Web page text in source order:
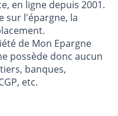
en ligne depuis 2001.
sur l'épargne, la
de Mon Epargne
possède donc aucun
banques,
etc.